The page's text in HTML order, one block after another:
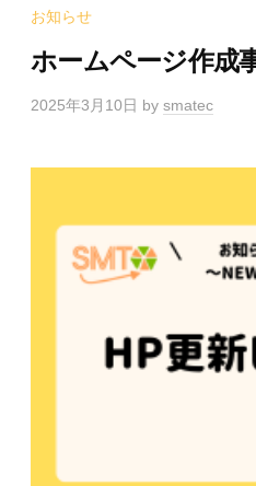
お知らせ
ホームページ作成
2025年3月10日 by smatec